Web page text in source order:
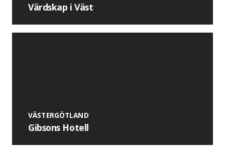
Värdskap i Väst
VÄSTERGÖTLAND
Gibsons Hotell